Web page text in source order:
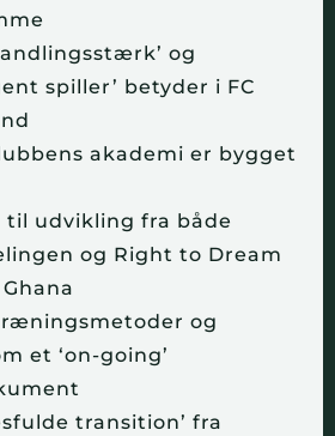
og
spiller’ betyder i FC
akademi er bygget
til udvikling fra både
og Right to Dream
og
et ‘on-going’
transition’ fra